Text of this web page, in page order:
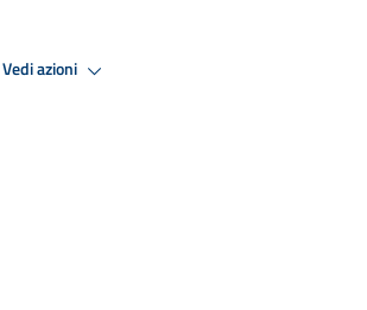
Vedi azioni